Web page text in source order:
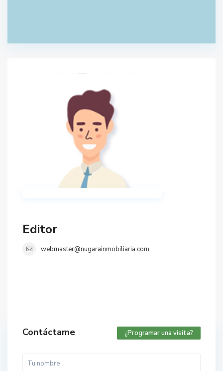
Editor
webmaster@nugarainmobiliaria.com
Contáctame ¿Programar una visita?